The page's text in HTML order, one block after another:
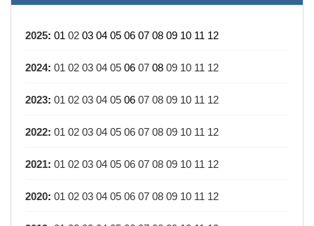
2025: 01 02 03 04 05 06 07 08 09 10 11 12
2024: 01 02 03 04 05 06 07 08 09 10 11 12
2023: 01 02 03 04 05 06 07 08 09 10 11 12
2022: 01 02 03 04 05 06 07 08 09 10 11 12
2021: 01 02 03 04 05 06 07 08 09 10 11 12
2020: 01 02 03 04 05 06 07 08 09 10 11 12